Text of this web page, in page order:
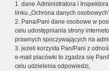
1. dane Administratora i
linku „Ochrona danych
2. Pana/Pani dane osobowe w
celu udostępniania strony
prawnych spoczywających na
3. jeżeli korzysta Pan/Pani z
e-mail placówki to zgadza się
celu udzielenia odpowiedzi,